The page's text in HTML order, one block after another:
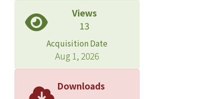
Views
13
Acquisition Date
Aug 1, 2026
Downloads